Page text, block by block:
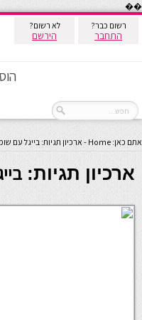
��
רשום כבר?
התחבר
לא רשום?
הירשם
אתם כאן: Home
-ארכיון תגיות: בייגל עם
ארכיון תגיות: